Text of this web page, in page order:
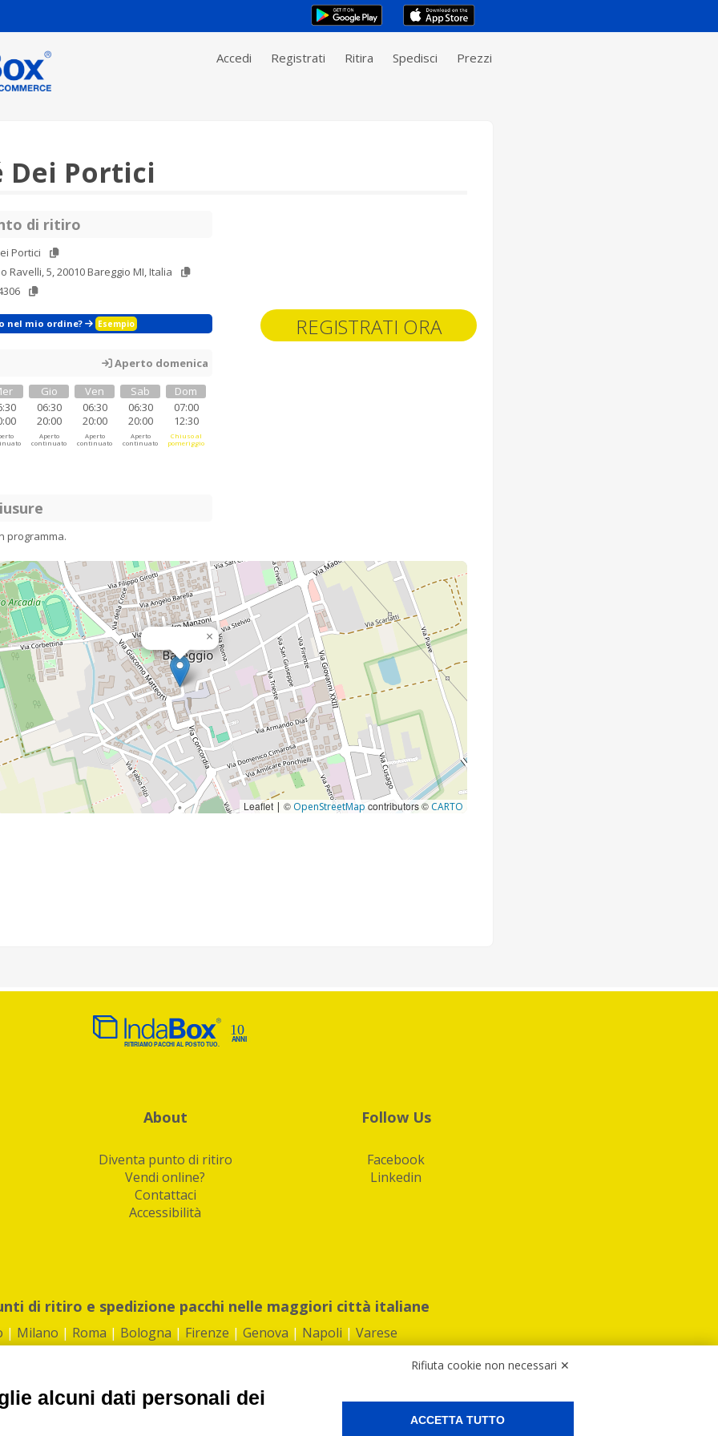
Accedi Registrati Ritira Spedisci Prezzi
REGISTRATI ORA
Dei Portici
di ritiro
Portici
Ravelli, 5, 20010 Bareggio MI, Italia
nel mio ordine? Esempio
Aperto domenica
Gio
06:30
20:00
Aperto
continuato
Ven
06:30
20:00
Aperto
continuato
Sab
06:30
20:00
Aperto
continuato
Dom
07:00
12:30
Chiuso al
pomeriggio
programma.
×
Leaflet | © OpenStreetMap contributors © CARTO
About
Diventa punto di ritiro
Vendi online?
Contattaci
Accessibilità
Follow Us
Facebook
Linkedin
di ritiro e spedizione pacchi nelle maggiori città italiane
| Milano | Roma | Bologna | Firenze | Genova | Napoli | Varese
Rifiuta cookie non necessari ✕
alcuni dati personali dei
ACCETTA TUTTO